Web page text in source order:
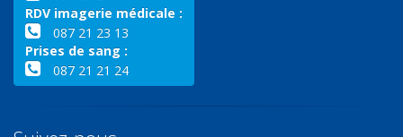
RDV imagerie médicale :
087 21 23 13
Prises de sang :
087 21 21 24